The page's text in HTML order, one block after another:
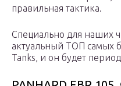
правильная тактика.
Специально для наших
актуальный ТОП самых
Tanks, и он будет